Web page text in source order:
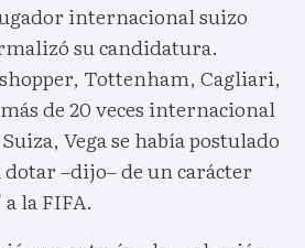
internacional suizo
su candidatura.
Tottenham, Cagliari,
de 20 veces internacional
Vega se había postulado
–dijo– de un carácter
la FIFA.